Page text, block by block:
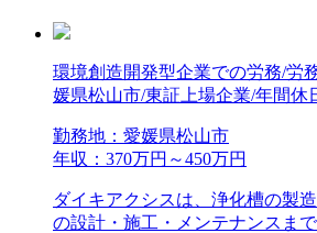
環境創造開発型企業での労務/労
媛県松山市/東証上場企業/年間休
勤務地：愛媛県松山市
年収：370万円～450万円
ダイキアクシスは、浄化槽の製
の設計・施工・メンテナンスま